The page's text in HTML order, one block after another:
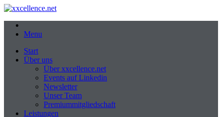
Menu
Start
Über uns
Über xxcellence.net
Events auf Linkedin
Newsletter
Unser Team
Premiummitgliedschaft
Leistungen